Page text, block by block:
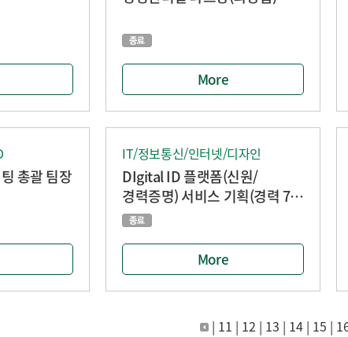
More
총괄 팀장
IT/정보통신/인터넷/디자인
DIgital ID 플랫폼(신원/
경력증명) 서비스 기획(경력 7년
이상)
More
| 11 | 12 | 13 | 14 | 15 |